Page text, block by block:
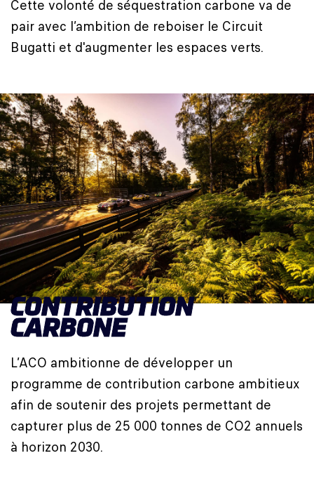
Cette volonté de séquestration carbone va de
pair avec l’ambition de reboiser le Circuit
Bugatti et d'augmenter les espaces verts.
L’ACO ambitionne de développer un
programme de contribution carbone ambitieux
afin de soutenir des projets permettant de
capturer plus de 25 000 tonnes de CO2 annuels
à horizon 2030.
CONTRIBUTION
CARBONE